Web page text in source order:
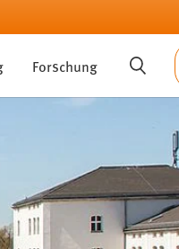
Forschung SUCHE